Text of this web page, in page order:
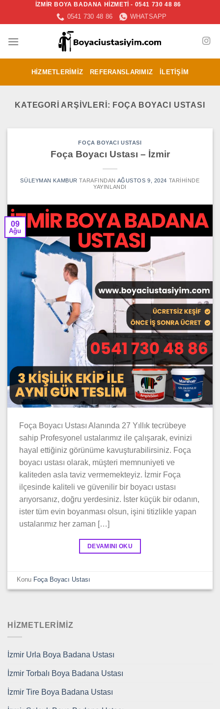
İZMİR BOYA BADANA HİZMETİ - 0541 730 48 86
0541 730 48 86 WHATSAPP
HIZMETLERIMIZ REFERANSLARIMIZ İLETIŞIM
KATEGORI ARŞIVLERI: FOÇA BOYACI USTASI
FOÇA BOYACI USTASI
Foça Boyacı Ustası – İzmir
SÜLEYMAN KAMBUR TARAFINDAN AĞUSTOS 9, 2024 TARIHINDE
YAYINLANDI
09
Ağu
Foça Boyacı Ustası Alanında 27 Yıllık tecrübeye
sahip Profesyonel ustalarımız ile çalışarak, evinizi
hayal ettiğiniz görünüme kavuşturabilirsiniz. Foça
boyacı ustası olarak, müşteri memnuniyeti ve
kaliteden asla taviz vermemekteyiz. İzmir Foça
ilçesinde kaliteli ve güvenilir bir boyacı ustası
arıyorsanız, doğru yerdesiniz. İster küçük bir odanın,
ister tüm evin boyanması olsun, işini titizlikle yapan
ustalarımız her zaman […]
DEVAMINI OKU
Konu Foça Boyacı Ustası
HİZMETLERİMİZ
İzmir Urla Boya Badana Ustası
İzmir Torbalı Boya Badana Ustası
İzmir Tire Boya Badana Ustası